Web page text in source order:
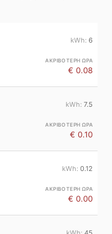
6
€ 0.08
7.5
€ 0.10
0.12
€ 0.00